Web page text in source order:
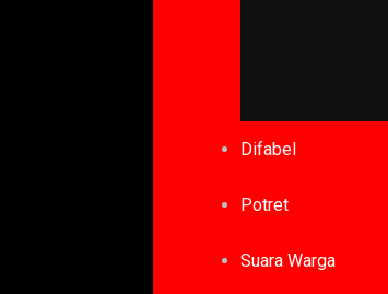
Difabel
Potret
Suara Warga